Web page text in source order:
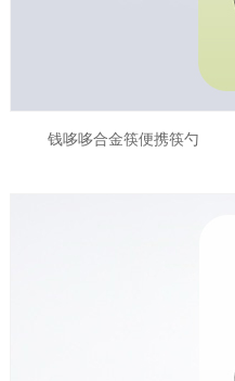
钱哆哆合金筷便携筷勺